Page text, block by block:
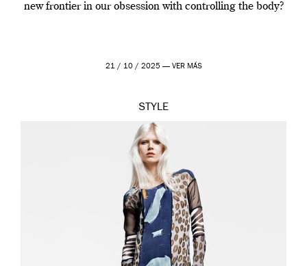
new frontier in our obsession with controlling the body?
21 / 10 / 2025 — VER MÁS
STYLE